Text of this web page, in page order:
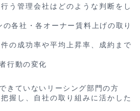
う管理会社はどのような判断をし
各社・各オーナー賃料上げの取り
の成功率や平均上昇率、成約まで
行動の変化
きていないリーシング部門の方
握し、自社の取り組みに活かした